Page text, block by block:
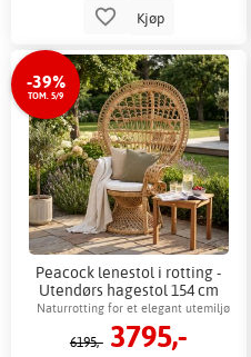
Kjøp
-39%
TOM. 5/9
Peacock lenestol i rotting -
Utendørs hagestol 154 cm
Naturrotting for et elegant utemiljø
6195,- 3795,-